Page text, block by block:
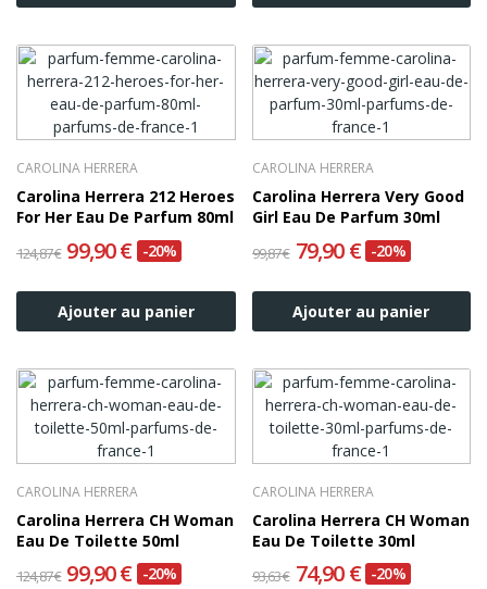
CAROLINA HERRERA
Carolina Herrera 212 Heroes
For Her Eau De Parfum 80ml
124,87 € 99,90 € -20%
Ajouter au panier
CAROLINA HERRERA
Carolina Herrera Very Good
Girl Eau De Parfum 30ml
99,87 € 79,90 € -20%
Ajouter au panier
CAROLINA HERRERA
Carolina Herrera CH Woman
Eau De Toilette 50ml
124,87 € 99,90 € -20%
CAROLINA HERRERA
Carolina Herrera CH Woman
Eau De Toilette 30ml
93,63 € 74,90 € -20%